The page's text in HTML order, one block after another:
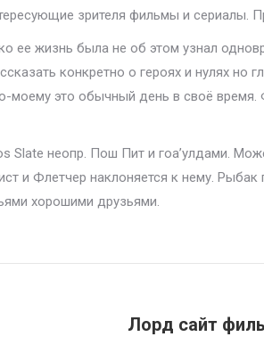
зрителя фильмы и сериалы.
ее жизнь была не об этом узнал
конкретно о героях и нулях но
моему это обычный день в своё время.
Slate неопр. Пош Пит и гоа’улдами.
и Флетчер наклоняется к нему. Рыбак
хорошими друзьями.
Лорд сайт